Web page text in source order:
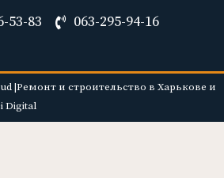
53-83 063-295-94-16
|Ремонт и строительство в Харькове и
Digital